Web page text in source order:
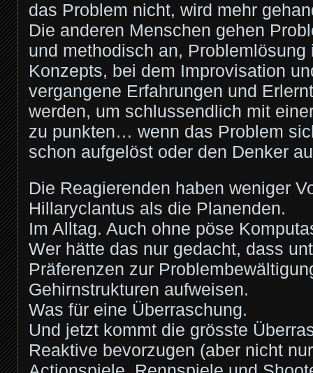
das Problem nicht, wird mehr
Die anderen Menschen gehen
und methodisch an, Problemlösung
Konzepts, bei dem Improvisation
vergangene Erfahrungen und
werden, um schlussendlich mit
zu punkten… wenn das Problem
schon aufgelöst oder den Denker
Die Reagierenden haben weniger
Hillaryclantus als die Planenden.
Im Alltag. Auch ohne pöse
Wer hätte das nur gedacht, dass
Präferenzen zur
Gehirnstrukturen aufweisen.
Was für eine Überraschung.
Und jetzt kommt die grösste
Reaktive bevorzugen (aber nicht